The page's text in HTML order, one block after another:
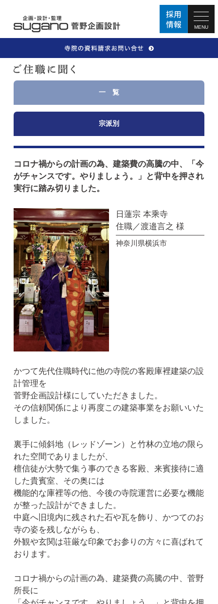
MENU
一 覧
宗派別
コロナ禍からの計画の為、建築費の高騰の中、「今
がチャンスです。やりましょう。」と背中を押され
実行に踏み切りました。
日蓮宗 本乘寺
住職／渡邉言之 様
神奈川県横浜市
かつて先代住職時代に他の寺院の客殿庫裡建築の設
計管理を
菅野企画設計様にしていただきました。
その信頼関係により再度この建築事業をお願いいた
しました。
裏手に傾斜地（レッドゾーン）と竹林の立地の限ら
れた空間でありましたが、
檀信徒が大勢で集う事のできる客殿、来賓接待に適
した貴賓室、その奥には
機能的な庫裡等の他、今後の寺院運営に必要な機能
が整った設計ができました。
中庭へ旧境内に残された石や瓦を飾り、かつてのお
寺の姿を残しながらも、
外観や玄関は荘厳な印象でお参りの方々に喜ばれて
おります。
コロナ禍からの計画の為、建築費の高騰の中、菅野
所長に